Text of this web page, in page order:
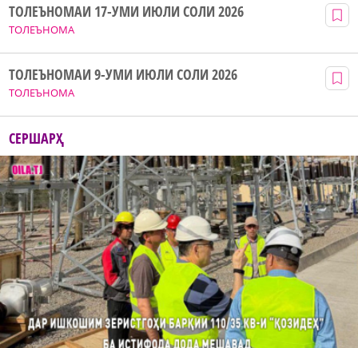
ТОЛЕЪНОМА
ТОЛЕЪНОМАИ 17-УМИ ИЮЛИ СОЛИ 2026
ТОЛЕЪНОМА
ТОЛЕЪНОМАИ 9-УМИ ИЮЛИ СОЛИ 2026
СЕРШАРҲ